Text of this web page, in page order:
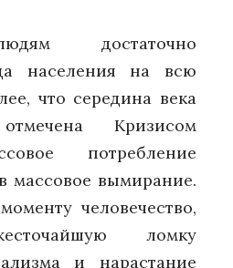
достаточно
населения на всю
что середина века
Кризисом
потребление
массовое вымирание.
человечество,
ломку
и нарастание